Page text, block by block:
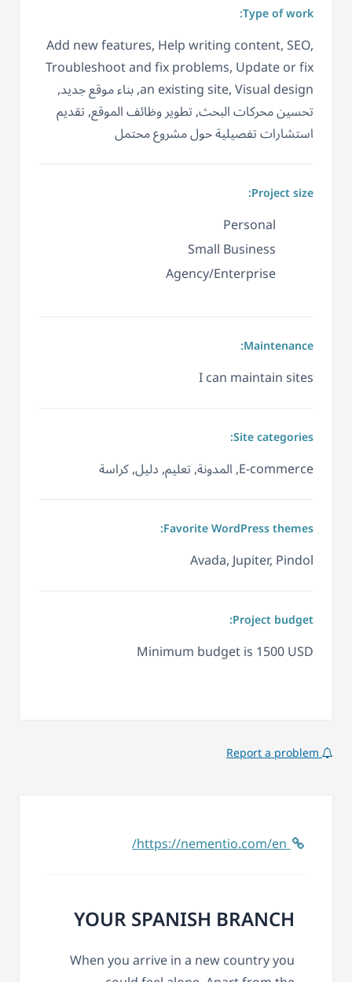
Type of work:
Add new features, Help writing content, SEO,
Troubleshoot and fix problems, Update or fix
an existing site, Visual design, بناء موقع جديد,
تحسين محركات البحث, تطوير وظائف الموقع, تقديم
استشارات تفصيلية حول مشروع محتمل
Project size:
Personal
Small Business
Agency/Enterprise
Maintenance:
I can maintain sites
Site categories:
E-commerce, المدونة, تعليم, دليل, كراسة
Favorite WordPress themes:
Avada, Jupiter, Pindol
Project budget:
Minimum budget is 1500 USD
Report a problem
https://nementio.com/en/
YOURSPANISHBRANCH
When you arrive in a new country you